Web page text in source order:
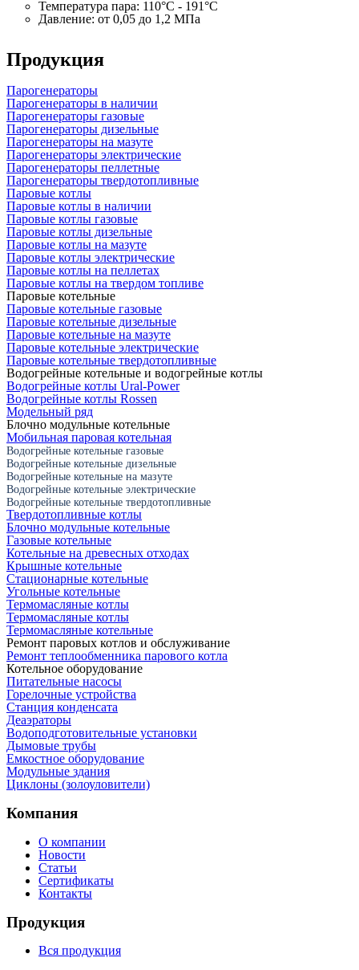
Температура пара: 110°C - 191°C
Давление: от 0,05 до 1,2 МПа
Продукция
Парогенераторы
Парогенераторы в наличии
Парогенераторы газовые
Парогенераторы дизельные
Парогенераторы на мазуте
Парогенераторы электрические
Парогенераторы пеллетные
Парогенераторы твердотопливные
Паровые котлы
Паровые котлы в наличии
Паровые котлы газовые
Паровые котлы дизельные
Паровые котлы на мазуте
Паровые котлы электрические
Паровые котлы на пеллетах
Паровые котлы на твердом топливе
Паровые котельные
Паровые котельные газовые
Паровые котельные дизельные
Паровые котельные на мазуте
Паровые котельные электрические
Паровые котельные твердотопливные
Водогрейные котельные и водогрейные котлы
Водогрейные котлы Ural-Power
Водогрейные котлы Rossen
Модельный ряд
Блочно модульные котельные
Мобильная паровая котельная
Водогрейные котельные газовые
Водогрейные котельные дизельные
Водогрейные котельные на мазуте
Водогрейные котельные электрические
Водогрейные котельные твердотопливные
Твердотопливные котлы
Блочно модульные котельные
Газовые котельные
Котельные на древесных отходах
Крышные котельные
Стационарные котельные
Угольные котельные
Термомасляные котлы
Термомасляные котлы
Термомасляные котельные
Ремонт паровых котлов и обслуживание
Ремонт теплообменника парового котла
Котельное оборудование
Питательные насосы
Горелочные устройства
Станция конденсата
Деаэраторы
Водоподготовительные установки
Дымовые трубы
Емкостное оборудование
Mодульные здания
Циклоны (золоуловители)
Компания
О компании
Новости
Статьи
Сертификаты
Контакты
Продукция
Вся продукция